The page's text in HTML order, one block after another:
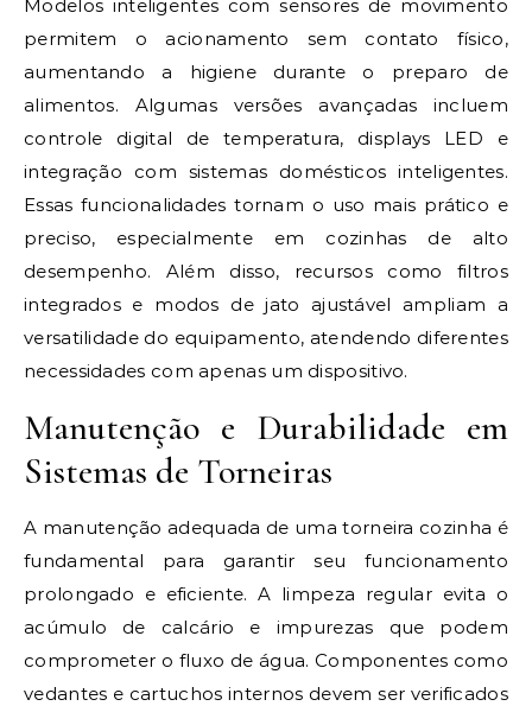
Modelos inteligentes com sensores de movimento
permitem o acionamento sem contato físico,
aumentando a higiene durante o preparo de
alimentos. Algumas versões avançadas incluem
controle digital de temperatura, displays LED e
integração com sistemas domésticos inteligentes.
Essas funcionalidades tornam o uso mais prático e
preciso, especialmente em cozinhas de alto
desempenho. Além disso, recursos como filtros
integrados e modos de jato ajustável ampliam a
versatilidade do equipamento, atendendo diferentes
necessidades com apenas um dispositivo.
Manutenção e Durabilidade em
Sistemas de Torneiras
A manutenção adequada de uma torneira cozinha é
fundamental para garantir seu funcionamento
prolongado e eficiente. A limpeza regular evita o
acúmulo de calcário e impurezas que podem
comprometer o fluxo de água. Componentes como
vedantes e cartuchos internos devem ser verificados